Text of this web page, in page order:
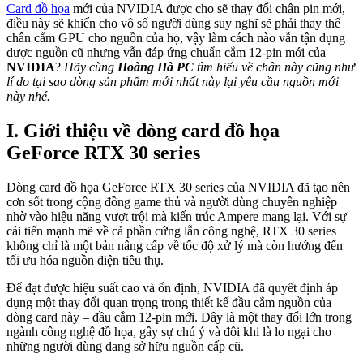
Card đồ họa mới của NVIDIA được cho sẽ thay đổi chân pin mới,
điều này sẽ khiến cho vô số người dùng suy nghĩ sẽ phải thay thế
chân cắm GPU cho nguồn của họ, vậy làm cách nào vẫn tận dụng
dược nguồn cũ nhưng vẫn đáp ứng chuẩn cắm 12-pin mới của
NVIDIA? Hãy cùng Hoàng Hà PC tìm hiểu về chân này cũng như
lí do tại sao dòng sản phẩm mới nhất này lại yêu cầu nguồn mới
này nhé.
I. Giới thiệu về dòng card đồ họa
GeForce RTX 30 series
Dòng card đồ họa GeForce RTX 30 series của NVIDIA đã tạo nên
cơn sốt trong cộng đồng game thủ và người dùng chuyên nghiệp
nhờ vào hiệu năng vượt trội mà kiến trúc Ampere mang lại. Với sự
cải tiến mạnh mẽ về cả phần cứng lẫn công nghệ, RTX 30 series
không chỉ là một bản nâng cấp về tốc độ xử lý mà còn hướng đến
tối ưu hóa nguồn điện tiêu thụ.
Để đạt được hiệu suất cao và ổn định, NVIDIA đã quyết định áp
dụng một thay đổi quan trọng trong thiết kế đầu cắm nguồn của
dòng card này – đầu cắm 12-pin mới. Đây là một thay đổi lớn trong
ngành công nghệ đồ họa, gây sự chú ý và đôi khi là lo ngại cho
những người dùng đang sở hữu nguồn cấp cũ.